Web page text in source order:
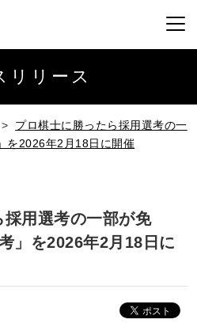
リリース
プロ棋士に勝ったら採用選考の一
を2026年2月18日に開催
用選考の一部が免
」を2026年2月18日に